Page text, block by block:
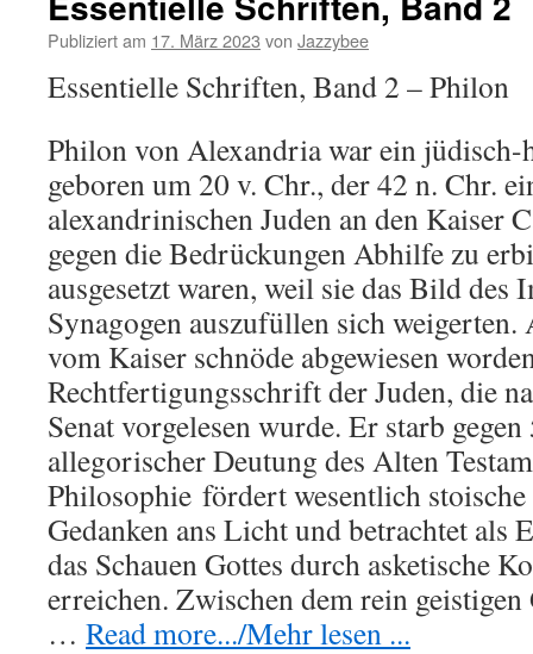
Publiziert am 17. März 2023 von Jazzybee
Essentielle Schriften, Band 2 – Philon
Philon von Alexandria war ein jüdisch-
geboren um 20 v. Chr., der 42 n. Chr.
alexandrinischen Juden an den Kaiser
gegen die Bedrückungen Abhilfe zu
ausgesetzt waren, weil sie das Bild des
Synagogen auszufüllen sich weigerten.
vom Kaiser schnöde abgewiesen
Rechtfertigungsschrift der Juden, die
Senat vorgelesen wurde. Er starb
allegorischer Deutung des Alten
Philosophie fördertwesentlich
Gedanken ans Licht und betrachtet als
das Schauen Gottes durch asketische
erreichen. Zwischen dem rein
… Read more.../Mehr lesen ...